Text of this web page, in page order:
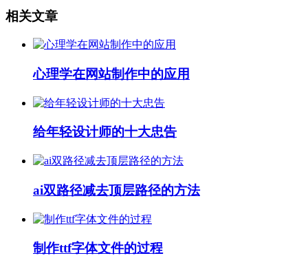
相关文章
心理学在网站制作中的应用
给年轻设计师的十大忠告
ai双路径减去顶层路径的方法
制作ttf字体文件的过程